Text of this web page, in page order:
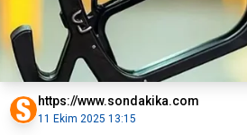
https://www.sondakika.com
11 Ekim 2025 13:15